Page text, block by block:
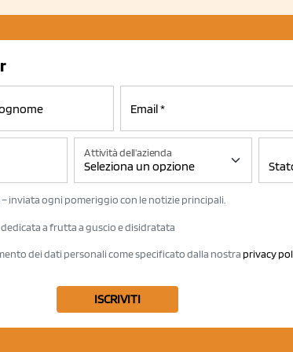
Attività dell'azienda
inviata ogni pomeriggio con le notizie principali.
a frutta a guscio e disidratata
dei dati personali come specificato dalla nostra privacy
ISCRIVITI